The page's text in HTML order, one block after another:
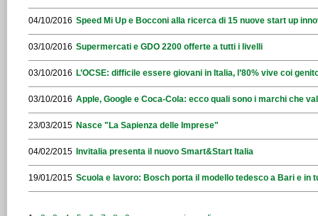
04/10/2016 Speed Mi Up e Bocconi alla ricerca di 15 nuove start up
03/10/2016 Supermercati e GDO 2200 offerte a tutti i livelli
03/10/2016 L’OCSE: difficile essere giovani in Italia, l’80% vive coi
03/10/2016 Apple, Google e Coca-Cola: ecco quali sono i marchi che
23/03/2015 Nasce "La Sapienza delle Imprese"
04/02/2015 Invitalia presenta il nuovo Smart&Start Italia
19/01/2015 Scuola e lavoro: Bosch porta il modello tedesco a Bari e in